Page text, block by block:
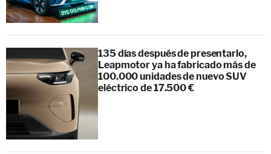
135 días después de presentarlo,
Leapmotor ya ha fabricado más de
100.000 unidades de nuevo SUV
eléctrico de 17.500 €